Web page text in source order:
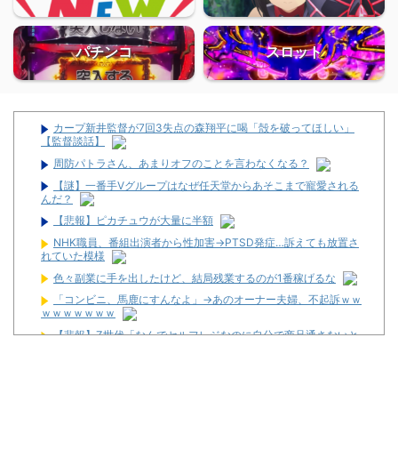
パチンコ スロット
カープ新井監督が7回3失点の森翔平に喝「殻を破ってほしい」
【監督談話】
周防パトラさん、あまりオフのことを言わなくなる？
【謎】一番手Vグループはなぜ任天堂からあそこまで寵愛される
んだ？
【悲報】ピカチュウが大量に半額
NHK職員、番組出演者から性加害→PTSD発症…訴えても放置さ
れていた模様
色々副業に手を出したけど、結局残業するのが1番稼げるな
「コンビニ、馬鹿にすんなよ」→あのオーナー夫婦、不起訴ｗｗ
ｗｗｗｗｗｗｗ
【悲報】Z世代「なんでセルフレジなのに自分で商品通さないと